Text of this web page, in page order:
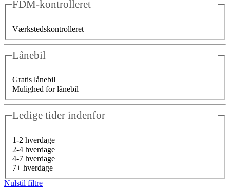
FDM-kontrolleret
Værkstedskontrolleret
Lånebil
Gratis lånebil
Mulighed for lånebil
Ledige tider indenfor
1-2 hverdage
2-4 hverdage
4-7 hverdage
7+ hverdage
Nulstil filtre